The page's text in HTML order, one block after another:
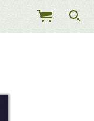
MEU